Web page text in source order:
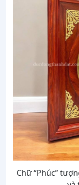
Chữ “Phúc”